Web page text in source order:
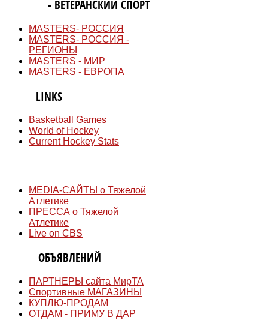
- ВЕТЕРАНСКИЙ СПОРТ
MASTERS- РОССИЯ
MASTERS- РОССИЯ -
РЕГИОНЫ
MASTERS - МИР
MASTERS - ЕВРОПА
LINKS
Basketball Games
World of Hockey
Current Hockey Stats
MEDIA-САЙТЫ о Тяжелой
Атлетике
ПРЕССА о Тяжелой
Атлетике
Live on CBS
ОБЪЯВЛЕНИЙ
ПАРТНЕРЫ сайта МирТА
Спортивные МАГАЗИНЫ
КУПЛЮ-ПРОДАМ
ОТДАМ - ПРИМУ В ДАР